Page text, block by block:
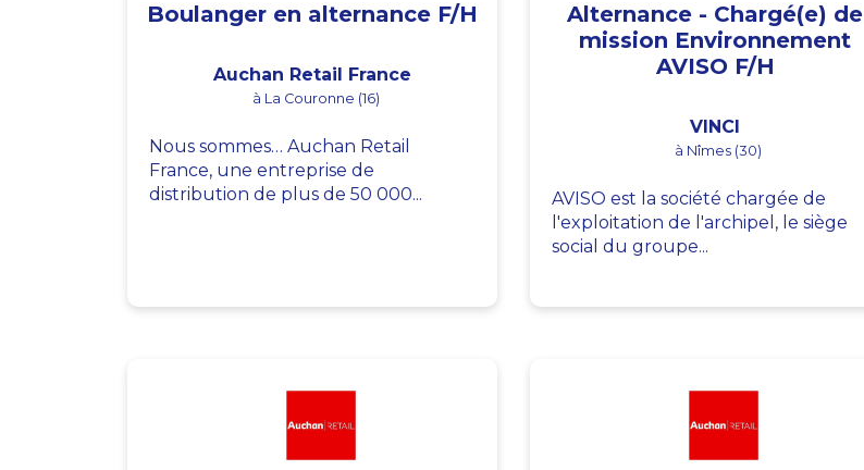
Boulanger en alternance F/H
Auchan Retail France
à La Couronne (16)
Nous sommes… Auchan Retail
France, une entreprise de
distribution de plus de 50 000...
Alternance - Chargé(e) de
mission Environnement
AVISO F/H
VINCI
à Nîmes (30)
AVISO est la société chargée de
l'exploitation de l'archipel, le siège
social du groupe...